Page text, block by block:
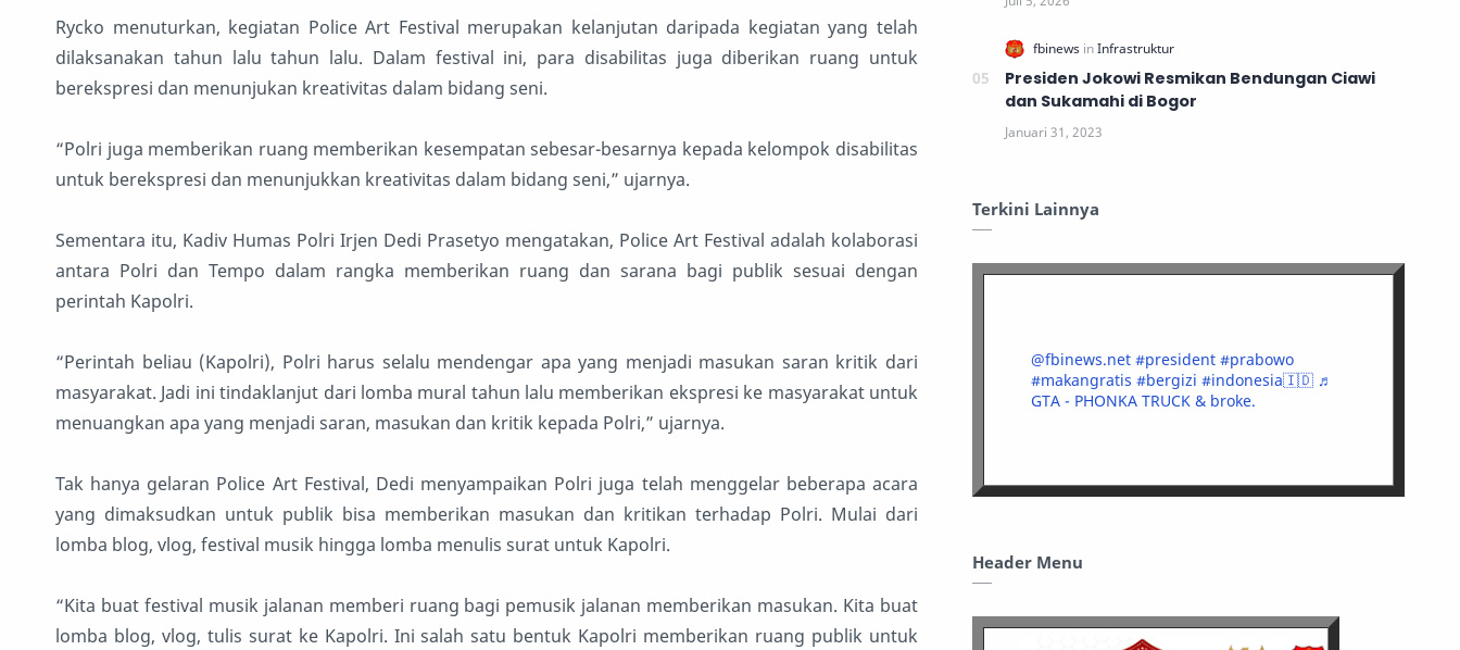
Rycko menuturkan, kegiatan Police Art Festival merupakan kelanjutan daripada kegiatan yang telah
dilaksanakan tahun lalu tahun lalu. Dalam festival ini, para disabilitas juga diberikan ruang untuk
berekspresi dan menunjukan kreativitas dalam bidang seni.
“Polri juga memberikan ruang memberikan kesempatan sebesar-besarnya kepada kelompok disabilitas
untuk berekspresi dan menunjukkan kreativitas dalam bidang seni,” ujarnya.
Sementara itu, Kadiv Humas Polri Irjen Dedi Prasetyo mengatakan, Police Art Festival adalah kolaborasi
antara Polri dan Tempo dalam rangka memberikan ruang dan sarana bagi publik sesuai dengan
perintah Kapolri.
“Perintah beliau (Kapolri), Polri harus selalu mendengar apa yang menjadi masukan saran kritik dari
masyarakat. Jadi ini tindaklanjut dari lomba mural tahun lalu memberikan ekspresi ke masyarakat untuk
menuangkan apa yang menjadi saran, masukan dan kritik kepada Polri,” ujarnya.
Tak hanya gelaran Police Art Festival, Dedi menyampaikan Polri juga telah menggelar beberapa acara
yang dimaksudkan untuk publik bisa memberikan masukan dan kritikan terhadap Polri. Mulai dari
lomba blog, vlog, festival musik hingga lomba menulis surat untuk Kapolri.
“Kita buat festival musik jalanan memberi ruang bagi pemusik jalanan memberikan masukan. Kita buat
lomba blog, vlog, tulis surat ke Kapolri. Ini salah satu bentuk Kapolri memberikan ruang publik untuk
Presiden Jokowi Resmikan Bendungan Ciawi
dan Sukamahi di Bogor
Terkini Lainnya
@fbinews.net #president #prabowo
#makangratis #bergizi #indonesia🇮🇩 ♬
GTA - PHONKA TRUCK & broke.
Header Menu